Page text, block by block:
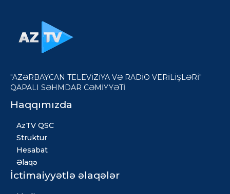
"AZƏRBAYCAN TELEVİZİYA VƏ RADİO VERİLİŞLƏRİ"
QAPALI SƏHMDAR CƏMİYYƏTİ
Haqqımızda
AzTV QSC
Struktur
Hesabat
Əlaqə
İctimaiyyətlə əlaqələr